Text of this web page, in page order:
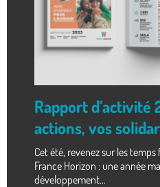
Rapport d’activité
actions, vos
Cet été, revenez sur les
France Horizon : une année
développement...